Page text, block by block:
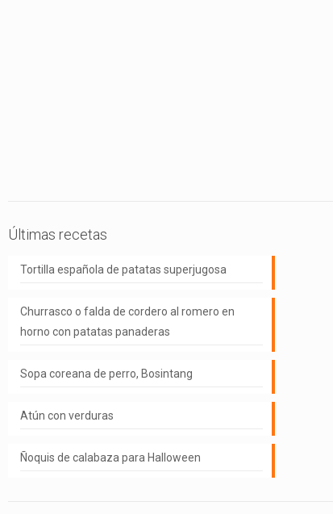
Últimas recetas
Tortilla española de patatas superjugosa
Churrasco o falda de cordero al romero en
horno con patatas panaderas
Sopa coreana de perro, Bosintang
Atún con verduras
Ñoquis de calabaza para Halloween